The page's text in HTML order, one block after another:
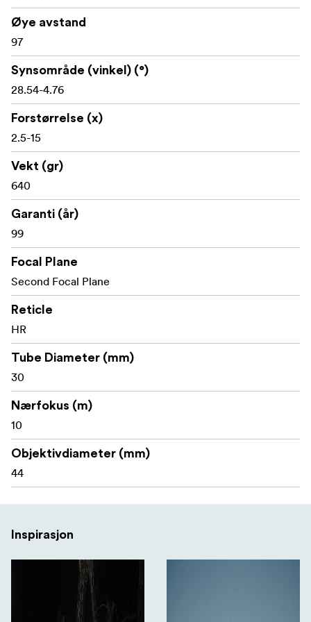
Sideparallaksjustering fra ca. 9 m til uendelig
Synsfelt: ca. 16,6–2,8 m på 100 m
Ca. 338 mm lengde
Ca. 631 g vekt
IP67 vanntett og støvtett
CR2032 batteridrevet belysning
Innhold i esken:
Telson ARC 2,5-15x44 ED MIL riflescope
Solskjerm
Justeringsverktøy for tårn og spak
Spakinnsats
Verktøy for batterilokk
Alle Telson Optics-produkter er dekket av livstidsgaranti,
noe som gjenspeiler merkets tillit til kvaliteten,
Øye avstand
97
Synsområde (vinkel) (°)
28.54-4.76
Forstørrelse (x)
2.5-15
Vekt (gr)
640
Garanti (år)
99
Focal Plane
Second Focal Plane
Reticle
HR
Tube Diameter (mm)
30
Nærfokus (m)
10
Objektivdiameter (mm)
44
Inspirasjon